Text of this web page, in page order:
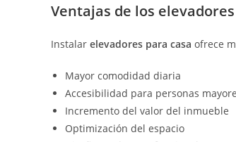
Ventajas de los elevadores
Instalar elevadores para casa ofrece
Mayor comodidad diaria
Accesibilidad para personas
Incremento del valor del inmueble
Optimización del espacio